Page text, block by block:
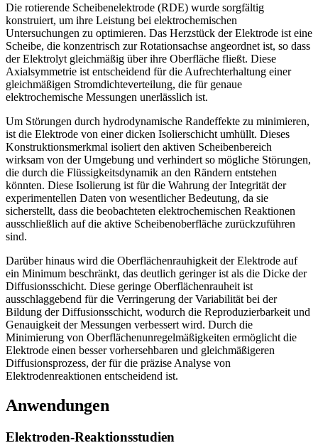
Die rotierende Scheibenelektrode (RDE) wurde sorgfältig
konstruiert, um ihre Leistung bei elektrochemischen
Untersuchungen zu optimieren. Das Herzstück der Elektrode ist eine
Scheibe, die konzentrisch zur Rotationsachse angeordnet ist, so dass
der Elektrolyt gleichmäßig über ihre Oberfläche fließt. Diese
Axialsymmetrie ist entscheidend für die Aufrechterhaltung einer
gleichmäßigen Stromdichteverteilung, die für genaue
elektrochemische Messungen unerlässlich ist.
Um Störungen durch hydrodynamische Randeffekte zu minimieren,
ist die Elektrode von einer dicken Isolierschicht umhüllt. Dieses
Konstruktionsmerkmal isoliert den aktiven Scheibenbereich
wirksam von der Umgebung und verhindert so mögliche Störungen,
die durch die Flüssigkeitsdynamik an den Rändern entstehen
könnten. Diese Isolierung ist für die Wahrung der Integrität der
experimentellen Daten von wesentlicher Bedeutung, da sie
sicherstellt, dass die beobachteten elektrochemischen Reaktionen
ausschließlich auf die aktive Scheibenoberfläche zurückzuführen
sind.
Darüber hinaus wird die Oberflächenrauhigkeit der Elektrode auf
ein Minimum beschränkt, das deutlich geringer ist als die Dicke der
Diffusionsschicht. Diese geringe Oberflächenrauheit ist
ausschlaggebend für die Verringerung der Variabilität bei der
Bildung der Diffusionsschicht, wodurch die Reproduzierbarkeit und
Genauigkeit der Messungen verbessert wird. Durch die
Minimierung von Oberflächenunregelmäßigkeiten ermöglicht die
Elektrode einen besser vorhersehbaren und gleichmäßigeren
Diffusionsprozess, der für die präzise Analyse von
Elektrodenreaktionen entscheidend ist.
Anwendungen
Elektroden-Reaktionsstudien